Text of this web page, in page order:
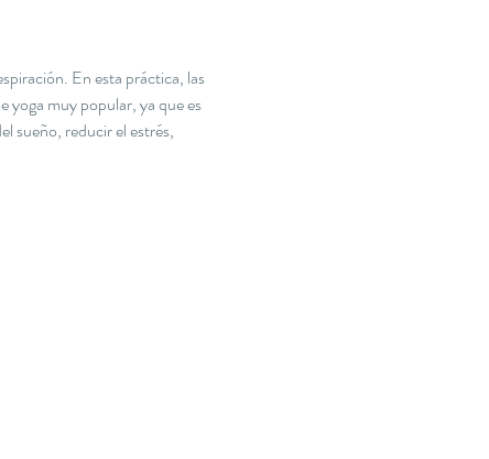
En esta práctica, las
yoga muy popular, ya que es
sueño, reducir el estrés,